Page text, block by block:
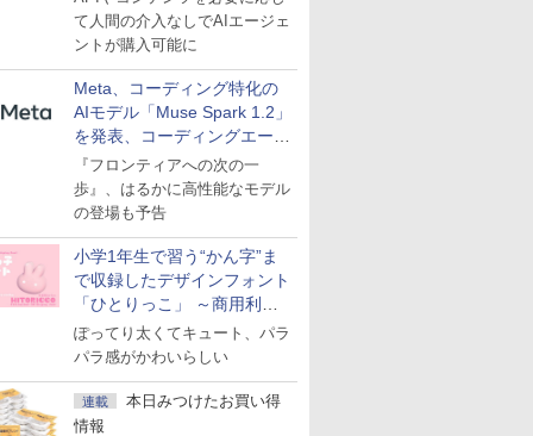
て人間の介入なしでAIエージェ
ントが購入可能に
Meta、コーディング特化の
AIモデル「Muse Spark 1.2」
を発表、コーディングエージ
ェント「Muse Code」も
『フロンティアへの次の一
歩』、はるかに高性能なモデル
の登場も予告
小学1年生で習う“かん字”ま
で収録したデザインフォント
「ひとりっこ」 ～商用利用
OK
ぽってり太くてキュート、パラ
パラ感がかわいらしい
連載
本日みつけたお買い得
情報